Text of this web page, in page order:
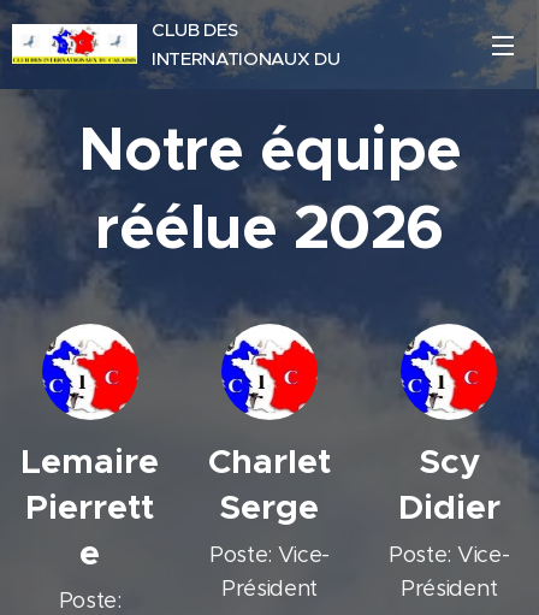
CLUB DES
INTERNATIONAUX DU
CALAISIS
Notre équipe
réélue 2026
Lemaire
Pierrett
e
Poste:
Charlet
Serge
Poste: Vice-
Président
Scy
Didier
Poste: Vice-
Président